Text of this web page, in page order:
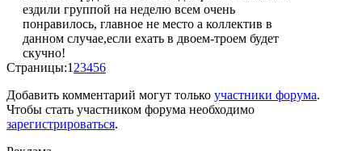
ездили группой на неделю всем очень
понравилось, главное не место а коллектив в
данном случае,если ехать в двоем-троем будет
скучно!
Страницы:1 23456
Добавить комментарий могут только участники форума.
Чтобы стать участником форума необходимо
зарегистрироваться.